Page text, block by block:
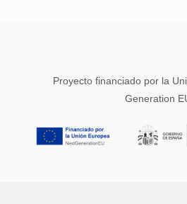
Proyecto financiado por la
Generation